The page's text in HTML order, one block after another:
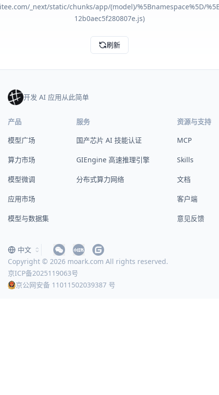
_next/static/chunks/app/(model)/%5Bnamespace%5D/
12b0aec5f280807e.js)
刷新
开发 AI 应用从此简单
产品
模型广场
算力市场
模型微调
应用市场
模型与数据集
服务
国产芯片 AI 技能认证
GIEngine 高速推理引擎
分布式算力网络
资源与支持
MCP
Skills
文档
客户端
意见反馈
Copyright © 2026 moark.com All rights reserved.
京ICP备2025119063号
京公网安备 11011502039387 号
中文